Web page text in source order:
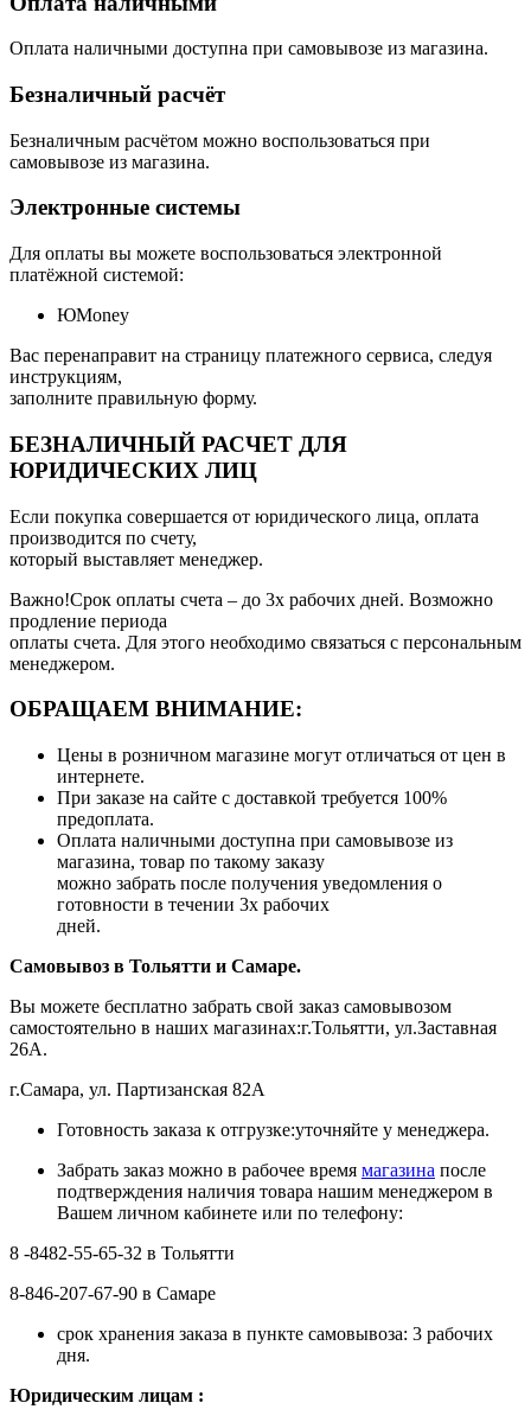
Оплата наличными доступна при самовывозе из магазина.
Безналичный расчёт
Безналичным расчётом можно воспользоваться при
самовывозе из магазина.
Электронные системы
Для оплаты вы можете воспользоваться электронной
платёжной системой:
ЮMoney
Вас перенаправит на страницу платежного сервиса, следуя
инструкциям,
заполните правильную форму.
БЕЗНАЛИЧНЫЙ РАСЧЕТ ДЛЯ
ЮРИДИЧЕСКИХ ЛИЦ
Если покупка совершается от юридического лица, оплата
производится по счету,
который выставляет менеджер.
Важно!Срок оплаты счета – до 3х рабочих дней. Возможно
продление периода
оплаты счета. Для этого необходимо связаться с персональным
менеджером.
ОБРАЩАЕМ ВНИМАНИЕ:
Цены в розничном магазине могут отличаться от цен в
интернете.
При заказе на сайте с доставкой требуется 100%
предоплата.
Оплата наличными доступна при самовывозе из
магазина, товар по такому заказу
можно забрать после получения уведомления о
готовности в течении 3х рабочих
дней.
Самовывоз в Тольятти и Самаре.
Вы можете бесплатно забрать свой заказ самовывозом
самостоятельно в наших магазинах:г.Тольятти, ул.Заставная
26А.
г.Самара, ул. Партизанская 82А
Готовность заказа к отгрузке:уточняйте у менеджера.
Забрать заказ можно в рабочее время магазина после
подтверждения наличия товара нашим менеджером в
Вашем личном кабинете или по телефону:
8 -8482-55-65-32 в Тольятти
8-846-207-67-90 в Самаре
срок хранения заказа в пункте самовывоза: 3 рабочих
дня.
Юридическим лицам :